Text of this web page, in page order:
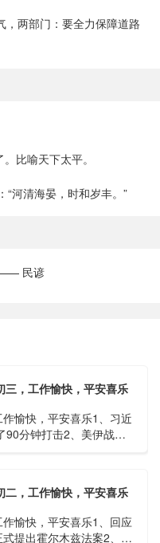
，两部门：要全力保障道路
比喻天下太平。
“河清海晏，时和岁丰。”
—— 民谚
，工作愉快，平安喜乐
愉快，平安喜乐1、习近
90分钟打击2、美伊战争
，工作愉快，平安喜乐
愉快，平安喜乐1、回应
提出霍尔木兹法案2、全